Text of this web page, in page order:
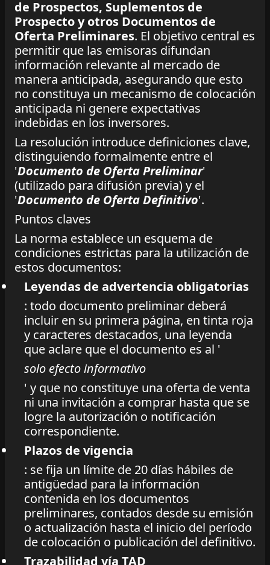
de Prospectos, Suplementos de
Prospecto y otros Documentos de
Oferta Preliminares. El objetivo central es
permitir que las emisoras difundan
información relevante al mercado de
manera anticipada, asegurando que esto
no constituya un mecanismo de colocación
anticipada ni genere expectativas
indebidas en los inversores.
La resolución introduce definiciones clave,
distinguiendo formalmente entre el
'Documento de Oferta Preliminar'
(utilizado para difusión previa) y el
'Documento de Oferta Definitivo'.
Puntos claves
La norma establece un esquema de
condiciones estrictas para la utilización de
estos documentos:
Leyendas de advertencia obligatorias
: todo documento preliminar deberá
incluir en su primera página, en tinta roja
y caracteres destacados, una leyenda
que aclare que el documento es al '
solo efecto informativo
' y que no constituye una oferta de venta
ni una invitación a comprar hasta que se
logre la autorización o notificación
correspondiente.
Plazos de vigencia
: se fija un límite de 20 días hábiles de
antigüedad para la información
contenida en los documentos
preliminares, contados desde su emisión
o actualización hasta el inicio del período
de colocación o publicación del definitivo.
Trazabilidad vía TAD